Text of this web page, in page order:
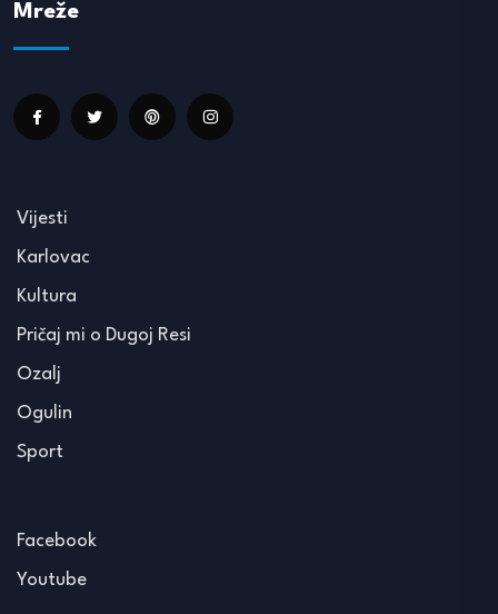
Mreže
Vijesti
Karlovac
Kultura
Pričaj mi o Dugoj Resi
Ozalj
Ogulin
Sport
Facebook
Youtube